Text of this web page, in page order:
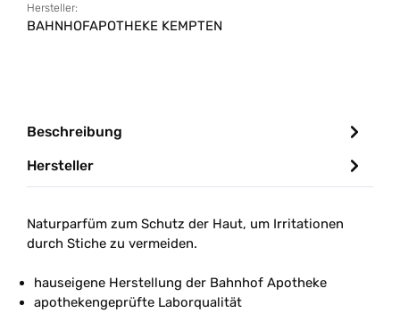
Hersteller:
BAHNHOFAPOTHEKE KEMPTEN
Beschreibung
Hersteller
Naturparfüm zum Schutz der Haut, um Irritationen
durch Stiche zu vermeiden.
hauseigene Herstellung der Bahnhof Apotheke
apothekengeprüfte Laborqualität